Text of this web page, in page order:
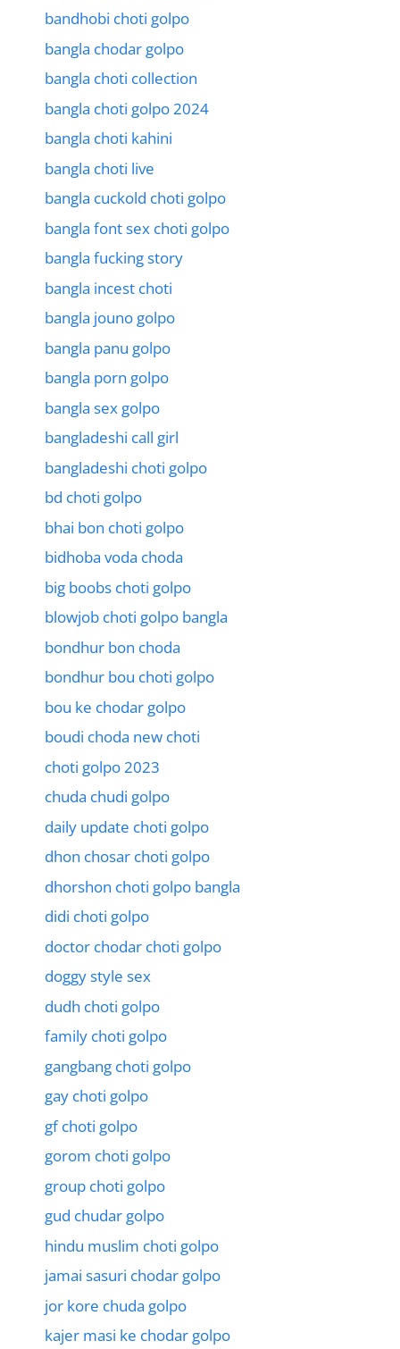
bandhobi choti golpo
bangla chodar golpo
bangla choti collection
bangla choti golpo 2024
bangla choti kahini
bangla choti live
bangla cuckold choti golpo
bangla font sex choti golpo
bangla fucking story
bangla incest choti
bangla jouno golpo
bangla panu golpo
bangla porn golpo
bangla sex golpo
bangladeshi call girl
bangladeshi choti golpo
bd choti golpo
bhai bon choti golpo
bidhoba voda choda
big boobs choti golpo
blowjob choti golpo bangla
bondhur bon choda
bondhur bou choti golpo
bou ke chodar golpo
boudi choda new choti
choti golpo 2023
chuda chudi golpo
daily update choti golpo
dhon chosar choti golpo
dhorshon choti golpo bangla
didi choti golpo
doctor chodar choti golpo
doggy style sex
dudh choti golpo
family choti golpo
gangbang choti golpo
gay choti golpo
gf choti golpo
gorom choti golpo
group choti golpo
gud chudar golpo
hindu muslim choti golpo
jamai sasuri chodar golpo
jor kore chuda golpo
kajer masi ke chodar golpo